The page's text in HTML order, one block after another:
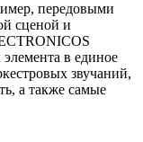
передовыми
сценой и
в единое
звучаний,
а также самые